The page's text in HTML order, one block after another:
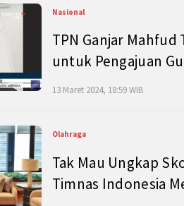
Nasional
TPN Ganjar
untuk Pengajuan
13 Maret 2024, 18:59 WIB
Olahraga
Tak Mau Ungkap
Timnas Indonesia